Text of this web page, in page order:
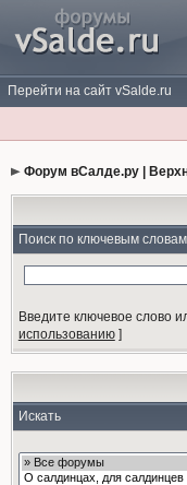
Перейти на сайт vSalde.ru
Форум вСалде.ру |
Поиск по ключевым словам
Введите ключевое слово
использованию]
Искать